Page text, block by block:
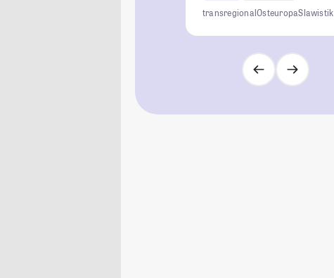
transregionalOsteuropaSlawistik